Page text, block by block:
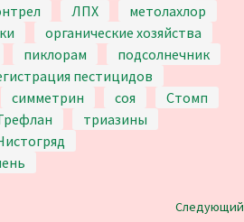
ЛПХ
метолахлор
органические хозяйства
пиклорам
подсолнечник
пестицидов
симметрин соя
Стомп
триазины
Следующий